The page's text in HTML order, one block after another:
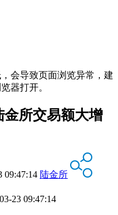
会导致页面浏览异常，建
器打开。
金所交易额大增
09:47:14 陆金所
23 09:47:14